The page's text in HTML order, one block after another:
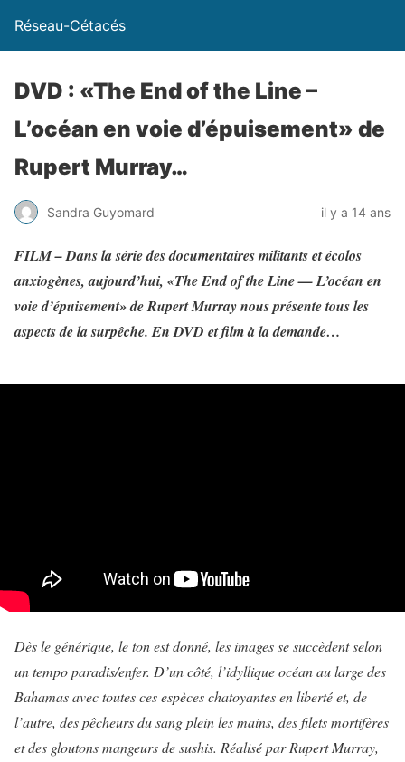
Réseau-Cétacés
DVD : «The End of the Line –
L’océan en voie d’épuisement» de
Rupert Murray…
Sandra Guyomard il y a 14 ans
FILM – Dans la série des documentaires militants et écolos
anxiogènes, aujourd’hui, «The End of the Line — L’océan en
voie d’épuisement» de Rupert Murray nous présente tous les
aspects de la surpêche. En DVD et film à la demande…
Dès le générique, le ton est donné, les images se succèdent selon
un tempo paradis/enfer. D’un côté, l’idyllique océan au large des
Bahamas avec toutes ces espèces chatoyantes en liberté et, de
l’autre, des pêcheurs du sang plein les mains, des filets mortifères
et des gloutons mangeurs de sushis. Réalisé par Rupert Murray,